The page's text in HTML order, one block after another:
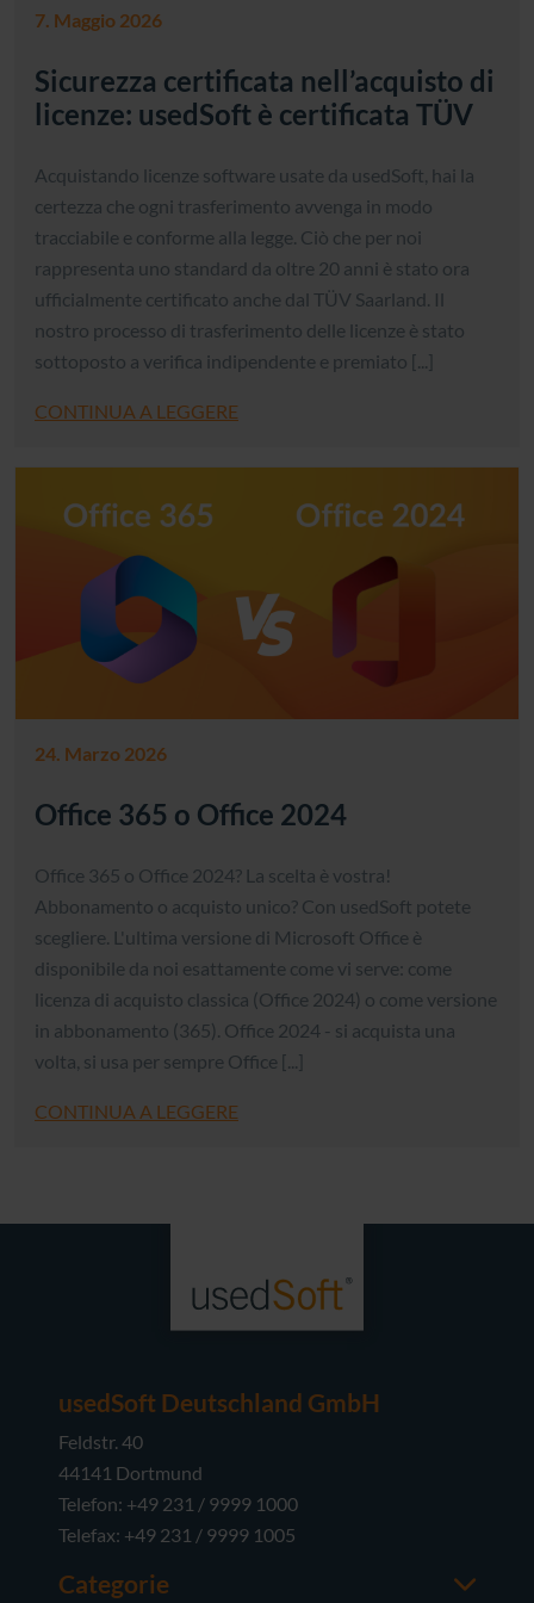
7. Maggio 2026
Sicurezza certificata nell’acquisto di
licenze: usedSoft è certificata TÜV
Acquistando licenze software usate da usedSoft, hai la
certezza che ogni trasferimento avvenga in modo
tracciabile e conforme alla legge. Ciò che per noi
rappresenta uno standard da oltre 20 anni è stato ora
ufficialmente certificato anche dal TÜV Saarland. Il
nostro processo di trasferimento delle licenze è stato
sottoposto a verifica indipendente e premiato [...]
CONTINUA A LEGGERE
24. Marzo 2026
Office 365 o Office 2024
Office 365 o Office 2024? La scelta è vostra!
Abbonamento o acquisto unico? Con usedSoft potete
scegliere. L'ultima versione di Microsoft Office è
disponibile da noi esattamente come vi serve: come
licenza di acquisto classica (Office 2024) o come versione
in abbonamento (365). Office 2024 - si acquista una
volta, si usa per sempre Office [...]
CONTINUA A LEGGERE
usedSoft Deutschland GmbH
Feldstr. 40
44141 Dortmund
Telefon: +49 231 / 9999 1000
Telefax: +49 231 / 9999 1005
Categorie